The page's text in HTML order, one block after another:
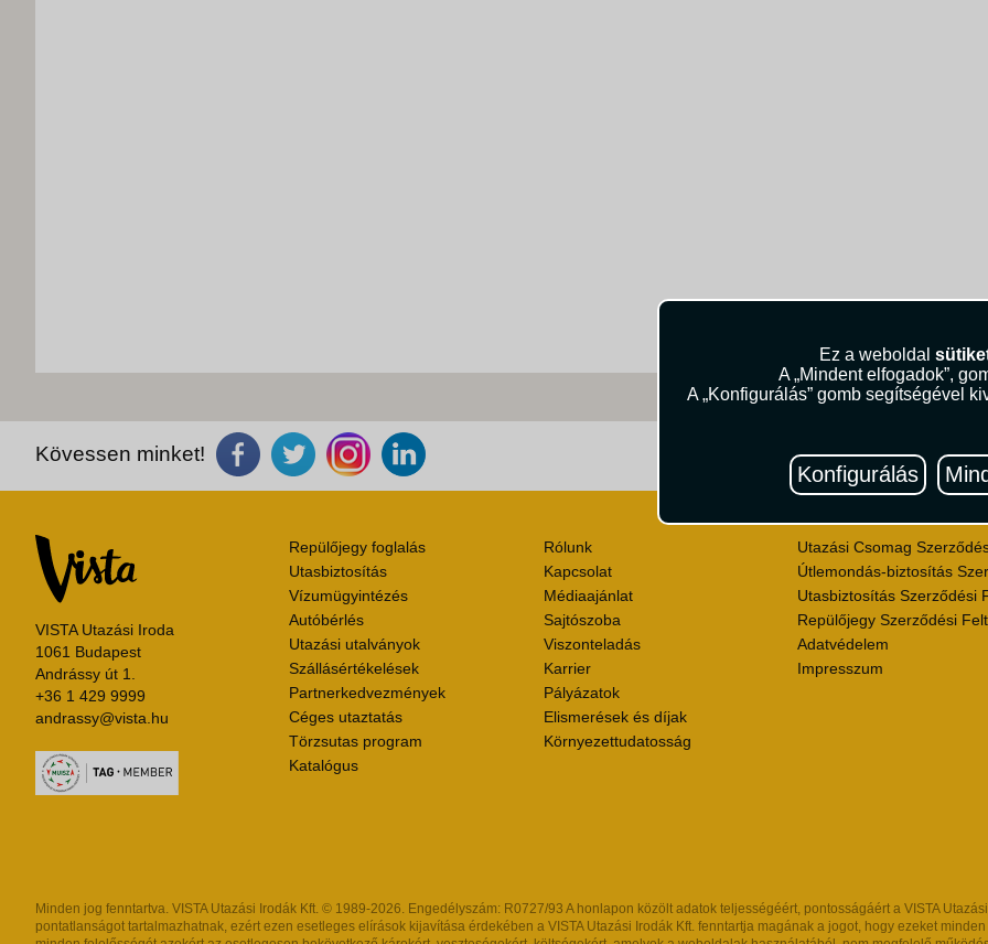
Ez a weboldal
A „Mindent elfogadok”,
A „Konfigurálás” gomb segítségével
Konfigurálás
Kövessen minket!
VISTA Utazási Iroda
1061 Budapest
Andrássy út 1.
+36 1 429 9999
andrassy@vista.hu
Repülőjegy foglalás
Utasbiztosítás
Vízumügyintézés
Autóbérlés
Utazási utalványok
Szállásértékelések
Partnerkedvezmények
Céges utaztatás
Törzsutas program
Katalógus
Rólunk
Kapcsolat
Médiaajánlat
Sajtószoba
Viszonteladás
Karrier
Pályázatok
Elismerések és díjak
Környezettudatosság
Utazási Csomag
Útlemondás-biztosítás
Utasbiztosítás Szerződési
Repülőjegy Szerződési
Adatvédelem
Impresszum
Minden jog fenntartva. VISTA Utazási Irodák Kft. © 1989-2026. Engedélyszám: R0727/93 A honlapon közölt adatok teljességéért, pontosságáért a VISTA
pontatlanságot tartalmazhatnak, ezért ezen esetleges elírások kijavítása érdekében a VISTA Utazási Irodák Kft. fenntartja magának a jogot, hogy ezeket